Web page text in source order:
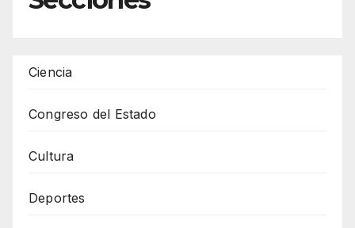
Ciencia
Congreso del Estado
Cultura
Deportes